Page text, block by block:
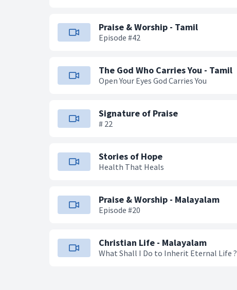
Praise & Worship - Tamil
Episode #42
The God Who Carries You - Tamil
Open Your Eyes God Carries You
Signature of Praise
# 22
Stories of Hope
Health That Heals
Praise & Worship - Malayalam
Episode #20
Christian Life - Malayalam
What Shall I Do to Inherit Eternal Life ?